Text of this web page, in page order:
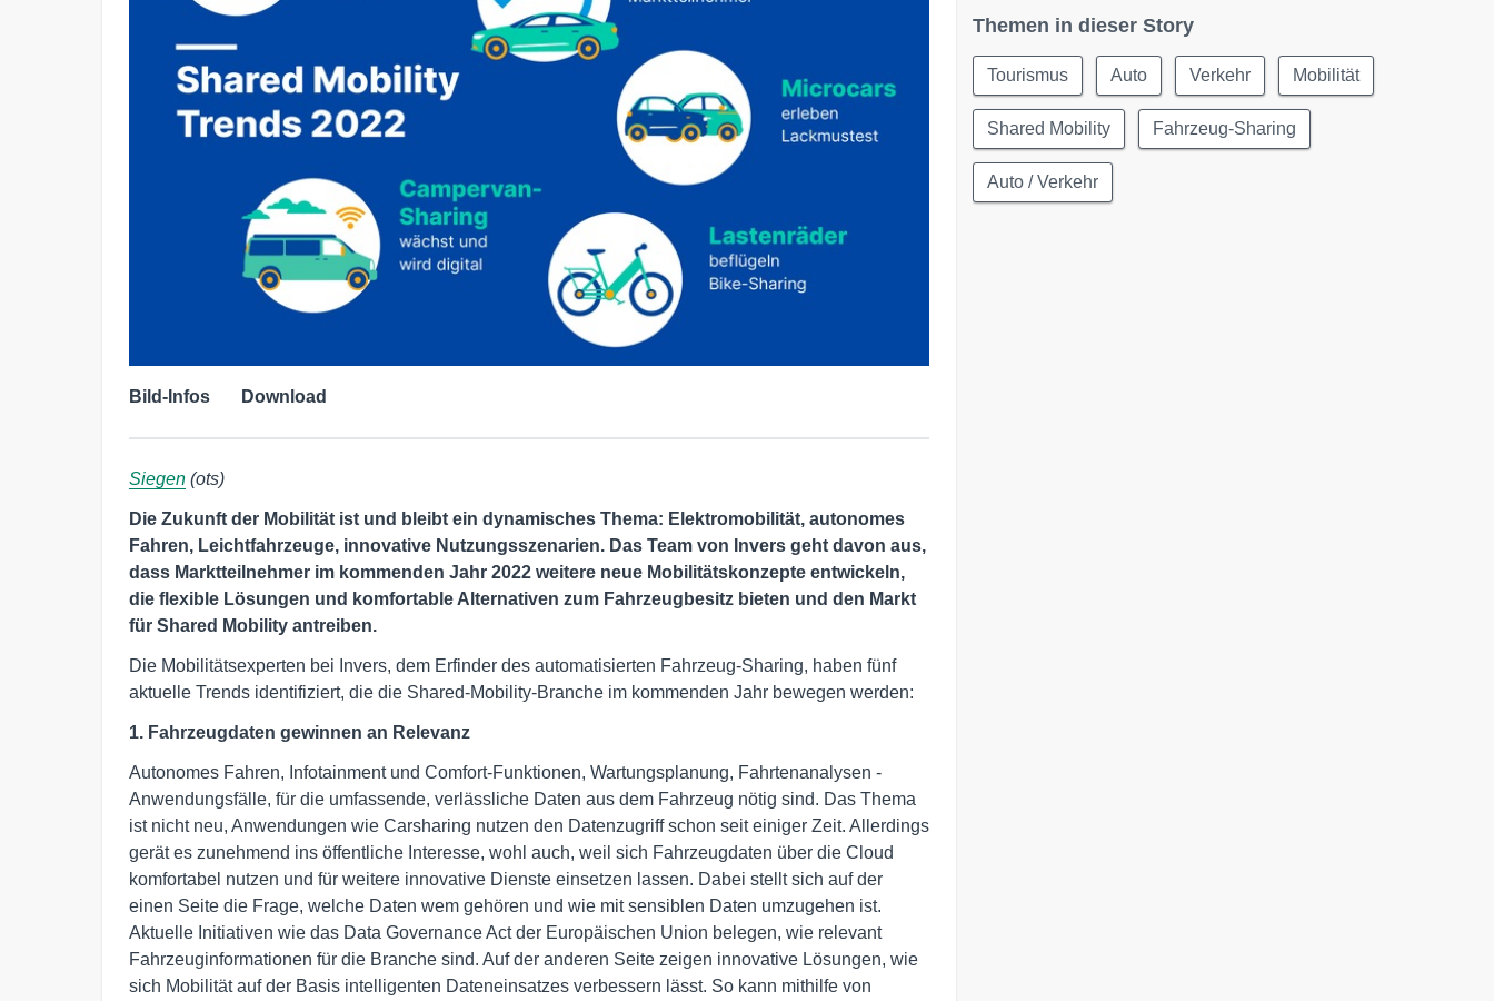
Bild-Infos Download
Siegen (ots)
Die Zukunft der Mobilität ist und bleibt ein dynamisches Thema: Elektromobilität, autonomes
Fahren, Leichtfahrzeuge, innovative Nutzungsszenarien. Das Team von Invers geht davon aus,
dass Marktteilnehmer im kommenden Jahr 2022 weitere neue Mobilitätskonzepte entwickeln,
die flexible Lösungen und komfortable Alternativen zum Fahrzeugbesitz bieten und den Markt
für Shared Mobility antreiben.
Die Mobilitätsexperten bei Invers, dem Erfinder des automatisierten Fahrzeug-Sharing, haben fünf
aktuelle Trends identifiziert, die die Shared-Mobility-Branche im kommenden Jahr bewegen werden:
1. Fahrzeugdaten gewinnen an Relevanz
Autonomes Fahren, Infotainment und Comfort-Funktionen, Wartungsplanung, Fahrtenanalysen -
Anwendungsfälle, für die umfassende, verlässliche Daten aus dem Fahrzeug nötig sind. Das Thema
ist nicht neu, Anwendungen wie Carsharing nutzen den Datenzugriff schon seit einiger Zeit. Allerdings
gerät es zunehmend ins öffentliche Interesse, wohl auch, weil sich Fahrzeugdaten über die Cloud
komfortabel nutzen und für weitere innovative Dienste einsetzen lassen. Dabei stellt sich auf der
einen Seite die Frage, welche Daten wem gehören und wie mit sensiblen Daten umzugehen ist.
Aktuelle Initiativen wie das Data Governance Act der Europäischen Union belegen, wie relevant
Fahrzeuginformationen für die Branche sind. Auf der anderen Seite zeigen innovative Lösungen, wie
sich Mobilität auf der Basis intelligenten Dateneinsatzes verbessern lässt. So kann mithilfe von
Themen in dieser Story
Tourismus Auto Verkehr Mobilität
Shared Mobility Fahrzeug-Sharing
Auto / Verkehr